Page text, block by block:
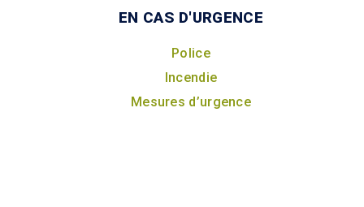
EN CAS D'URGENCE
Police
Incendie
Mesures d’urgence